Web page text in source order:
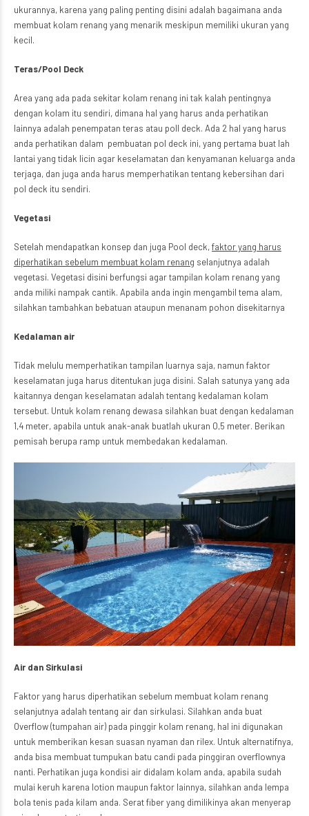
ukurannya, karena yang paling penting disini adalah bagaimana anda
membuat kolam renang yang menarik meskipun memiliki ukuran yang
kecil.
Teras/Pool Deck
Area yang ada pada sekitar kolam renang ini tak kalah pentingnya
dengan kolam itu sendiri, dimana hal yang harus anda perhatikan
lainnya adalah penempatan teras atau poll deck. Ada 2 hal yang harus
anda perhatikan dalam pembuatan pol deck ini, yang pertama buat lah
lantai yang tidak licin agar keselamatan dan kenyamanan keluarga anda
terjaga, dan juga anda harus memperhatikan tentang kebersihan dari
pol deck itu sendiri.
Vegetasi
Setelah mendapatkan konsep dan juga Pool deck,faktor yang harus
diperhatikan sebelum membuat kolam renang selanjutnya adalah
vegetasi. Vegetasi disini berfungsi agar tampilan kolam renang yang
anda miliki nampak cantik. Apabila anda ingin mengambil tema alam,
silahkan tambahkan bebatuan ataupun menanam pohon disekitarnya
Kedalaman air
Tidak melulu memperhatikan tampilan luarnya saja, namun faktor
keselamatan juga harus ditentukan juga disini. Salah satunya yang ada
kaitannya dengan keselamatan adalah tentang kedalaman kolam
tersebut. Untuk kolam renang dewasa silahkan buat dengan kedalaman
1,4 meter, apabila untuk anak-anak buatlah ukuran 0,5 meter. Berikan
pemisah berupa ramp untuk membedakan kedalaman.
Air dan Sirkulasi
Faktor yang harus diperhatikan sebelum membuat kolam renang
selanjutnya adalah tentang air dan sirkulasi. Silahkan anda buat
Overflow (tumpahan air) pada pinggir kolam renang, hal ini digunakan
untuk memberikan kesan suasan nyaman dan rilex. Untuk alternatifnya,
anda bisa membuat tumpukan batu candi pada pinggiran overflownya
nanti. Perhatikan juga kondisi air didalam kolam anda, apabila sudah
mulai keruh karena lotion maupun faktor lainnya, silahkan anda lempa
bola tenis pada kilam anda. Serat fiber yang dimilikinya akan menyerap